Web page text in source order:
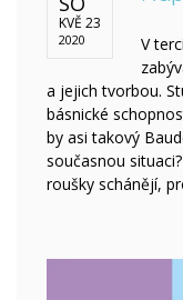
KVĚ 23
2020
V
a jejich tvorbou.
básnické
by asi takový
současnou
roušky schánějí,